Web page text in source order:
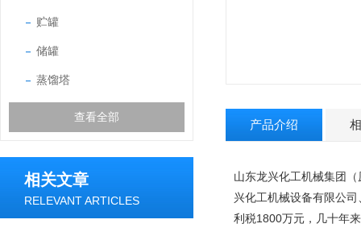
贮罐
储罐
蒸馏塔
查看全部
相关文章
RELEVANT ARTICLES
产品介绍
山东龙兴化工机械集团
兴化工机械设备有限公
利税1800万元，几十年